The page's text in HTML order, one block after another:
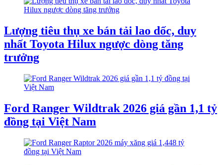
Lượng tiêu thụ xe bán tải lao dốc, duy
nhất Toyota Hilux ngược dòng tăng
trưởng
Ford Ranger Wildtrak 2026 giá gần 1,1 tỷ
đồng tại Việt Nam